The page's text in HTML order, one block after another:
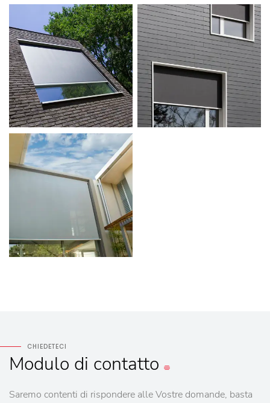
CHIEDETECI
Modulo di contatto
Saremo contenti di rispondere alle Vostre domande, basta